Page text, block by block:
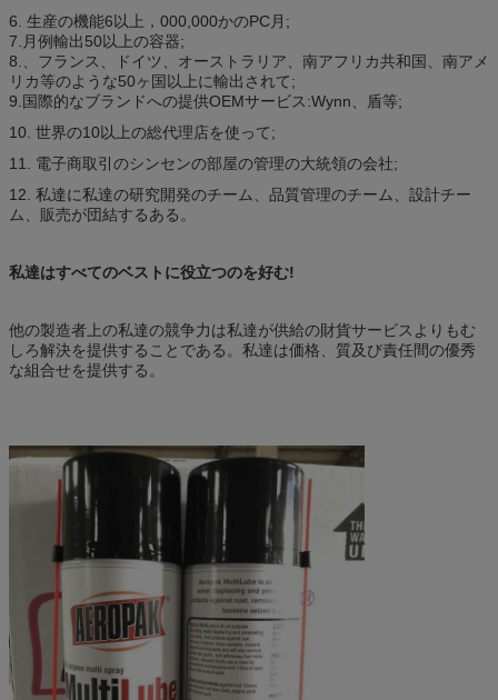
6. 生産の機能6以上，000,000かのPC月;
7.月例輸出50以上の容器;
8.、フランス、ドイツ、オーストラリア、南アフリカ共和国、南アメ
リカ等のような50ヶ国以上に輸出されて;
9.国際的なブランドへの提供OEMサービス:Wynn、盾等;
10. 世界の10以上の総代理店を使って;
11. 電子商取引のシンセンの部屋の管理の大統領の会社;
12. 私達に私達の研究開発のチーム、品質管理のチーム、設計チー
ム、販売が団結するある。
私達はすべてのベストに役立つのを好む!
他の製造者上の私達の競争力は私達が供給の財貨サービスよりもむ
しろ解決を提供することである。私達は価格、質及び責任間の優秀
な組合せを提供する。